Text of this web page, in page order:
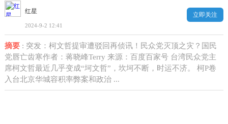
红星
2024-9-2 12:41
立即关注
摘要: 突发：柯文哲提审遭驳回再侦讯！民众党灭顶之灾？国民
党唇亡齿寒作者：蒋晓峰Terry 来源：百度百家号 台湾民众党主
席柯文哲最近几乎变成“坷文哲”，坎坷不断，时运不济。 柯P卷
入台北京华城容积率弊案和政治 ...